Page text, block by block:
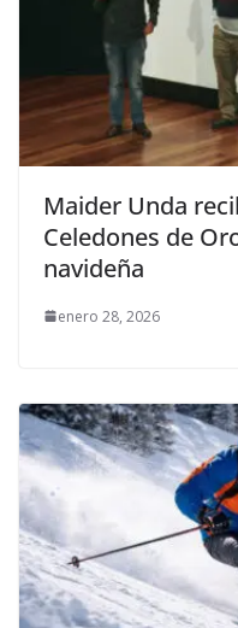
Maider Unda
Celedones de
navideña
enero 28, 2026